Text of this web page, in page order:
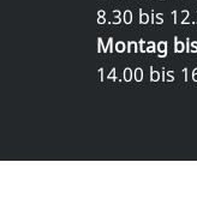
8.30 bis
Montag
14.00 bis